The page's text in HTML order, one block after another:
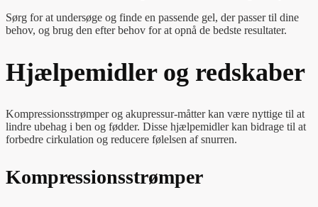
Sørg for at undersøge og finde en passende gel, der passer til dine
behov, og brug den efter behov for at opnå de bedste resultater.
Hjælpemidler og redskaber
Kompressionsstrømper og akupressur-måtter kan være nyttige til at
lindre ubehag i ben og fødder. Disse hjælpemidler kan bidrage til at
forbedre cirkulation og reducere følelsen af snurren.
Kompressionsstrømper